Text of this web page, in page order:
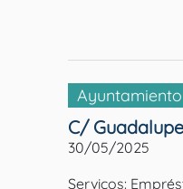
Ayuntamiento
C/
30/05/2025
Serviços: